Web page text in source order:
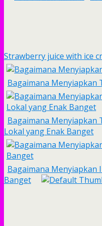
Strawberry juice with ice
Bagaimana Menyiapkan
Bagaimana Menyiapkan
Lokal yang Enak Banget
Bagaimana Menyiapkan
Banget